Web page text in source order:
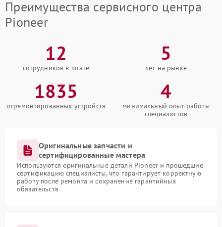
Преимущества сервисного центра
Pioneer
12
сотрудников в штате
5
лет на рынке
1835
отремонтированных устройств
4
минимальный опыт работы
специалистов
Оригинальные запчасти и
сертифицированные мастера
Используются оригинальные детали Pioneer и прошедшие
сертификацию специалисты, что гарантирует корректную
работу после ремонта и сохранение гарантийных
обязательств